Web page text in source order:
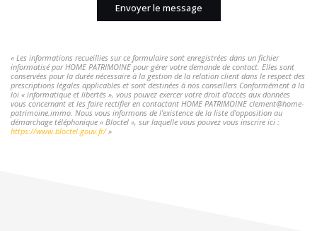
Envoyer le message
« Les informations recueillies sur ce formulaire sont enregistrées dans un fichier
informatisé par HOME PATRIMOINE pour gérer votre demande de contact. Elles sont
conservées pour la durée nécessaire à la gestion de la relation client dans le respect des
prescriptions légales applicables et sont destinées à nos conseillers Conformément à la
loi « informatique et libertés », vous pouvez exercer votre droit d'accès aux données
vous concernant et les faire rectifier en contactant HOME PATRIMOINE clement@home-
patrimoine.immo. Nous vous informons de l'existence de la liste d'opposition au
démarchage téléphonique « Bloctel », sur laquelle vous pouvez vous inscrire ici :
https://www.bloctel.gouv.fr/»